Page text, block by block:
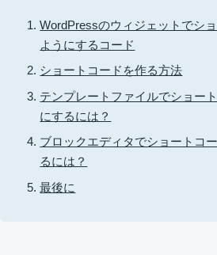
WordPressのウィジェットでシ
ようにするコード
ショートコードを作る方法
テンプレートファイルでショー
にするには？
ブロックエディタでショートコ
るには？
最後に